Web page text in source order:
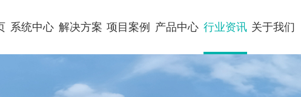
系统中心 解决方案 项目案例 产品中心 行业资讯 关于我们